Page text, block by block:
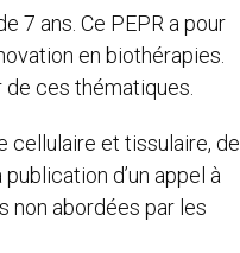
7 ans. Ce PEPR a pour
en biothérapies.
ces thématiques.
cellulaire et tissulaire, de
d’un appel à
non abordées par les